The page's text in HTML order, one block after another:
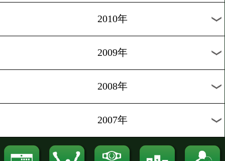
2018年
2017年
2016年